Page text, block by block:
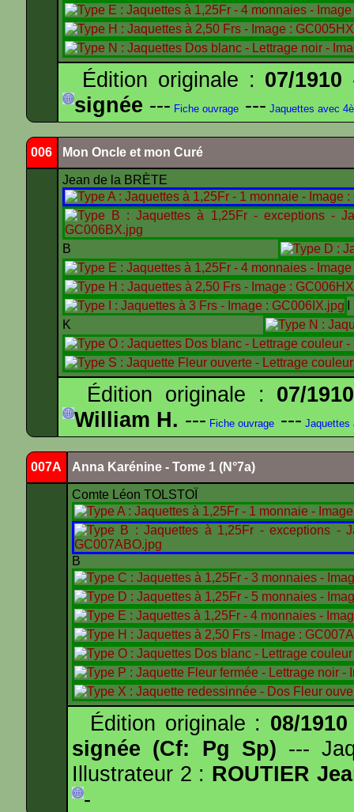
Édition originale : 07/1910
signée --- Fiche ouvrage --- Jaquettes avec
006 Mon Oncle et mon Curé
Jean de la BRÈTE
B
K
Édition originale : 07/1910
William H. --- Fiche ouvrage --- Jaquettes
007A Anna Karénine - Tome 1 (N°7a)
Comte Léon TOLSTOÏ
B
Édition originale : 08/1910
signée (Cf: Pg Sp) ---
Illustrateur 2 : ROUTIER
-